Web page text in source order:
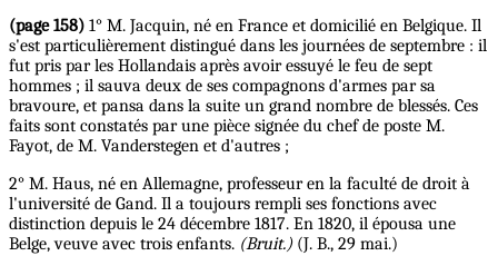
(page 158) 1° M. Jacquin, né en France et domicilié en Belgique. Il
s'est particulièrement distingué dans les journées de septembre : il
fut pris par les Hollandais après avoir essuyé le feu de sept
hommes ; il sauva deux de ses compagnons d'armes par sa
bravoure, et pansa dans la suite un grand nombre de blessés. Ces
faits sont constatés par une pièce signée du chef de poste M.
Fayot, de M. Vanderstegen et d'autres ;
2° M. Haus, né en Allemagne, professeur en la faculté de droit à
l'université de Gand. Il a toujours rempli ses fonctions avec
distinction depuis le 24 décembre 1817. En 1820, il épousa une
Belge, veuve avec trois enfants. (Bruit.)(J. B., 29 mai.)